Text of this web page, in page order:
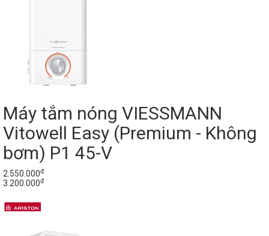
Máy tắm nóng VIESSMANN
Vitowell Easy (Premium - Không
bơm) P1 45-V
2.550.000đ
3.200.000đ